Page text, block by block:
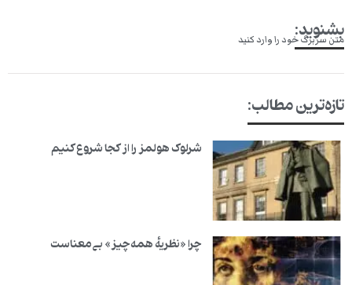
بشنوید:
متن سربرگ خود را وارد کنید
تازه‌ترین مطالب:
شرلوک هولمز را از کجا شروع کنیم
چرا «نظریهٔ همه‌چیز» بی‌معناست